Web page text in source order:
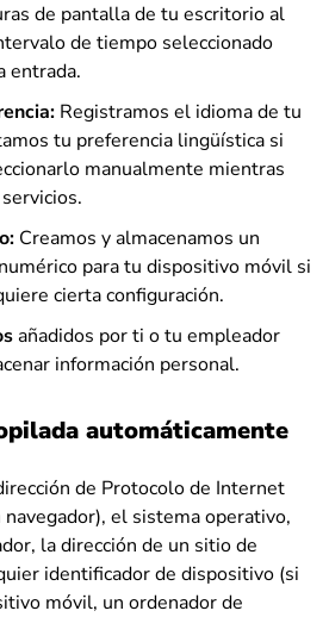
de pantalla de tu escritorio al
de tiempo seleccionado
entrada.
Registramos el idioma de tu
tu preferencia lingüística si
manualmente mientras
Creamos y almacenamos un
para tu dispositivo móvil si
cierta configuración.
añadidos por ti o tu empleador
información personal.
automáticamente
de Protocolo de Internet
navegador), el sistema operativo,
la dirección de un sitio de
identificador de dispositivo (si
móvil, un ordenador de